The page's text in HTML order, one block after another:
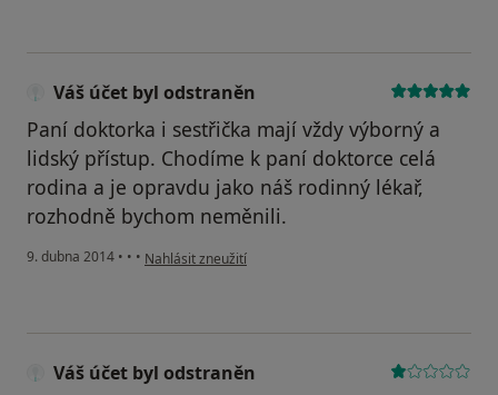
Váš účet byl odstraněn
Paní doktorka i sestřička mají vždy výborný a
lidský přístup. Chodíme k paní doktorce celá
rodina a je opravdu jako náš rodinný lékař,
rozhodně bychom neměnili.
9. dubna 2014 • • • podle názoru uživatele Váš účet byl odstraněn
Nahlásit zneužití
Váš účet byl odstraněn